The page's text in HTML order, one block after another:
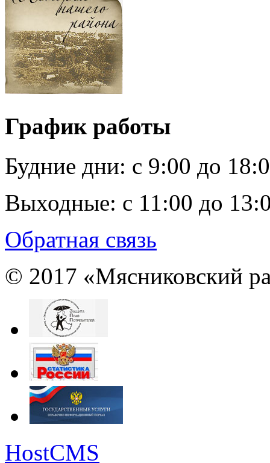
График работы
Будние дни: c 9:00 до
Выходные: с 11:00 до
Обратная связь
© 2017 «Мясниковский
HostCMS